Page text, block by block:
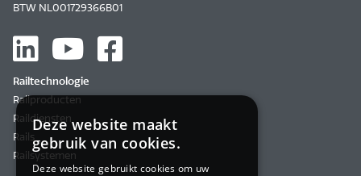
BTW NL001729366B01
Railtechnologie
Railproducten
Raildiensten
Rails
Railsystemen
Deze website maakt
gebruik van cookies.
Deze website gebruikt cookies om uw